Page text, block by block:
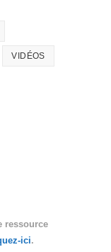
VIDÉOS
ressource
ici.